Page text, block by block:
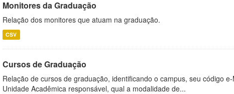
Monitores da Graduação
Relação dos monitores que atuam na graduação.
CSV
Cursos de Graduação
Relação de cursos de graduação, identificando o campus, seu código
Unidade Acadêmica responsável, qual a modalidade de...